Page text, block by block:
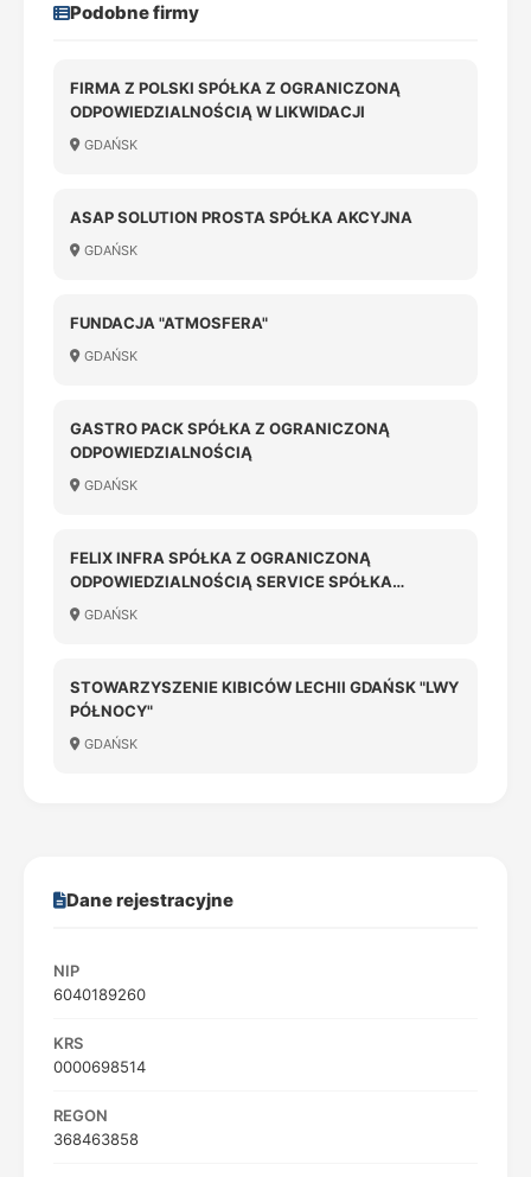
Podobne firmy
FIRMA Z POLSKI SPÓŁKA Z OGRANICZONĄ
ODPOWIEDZIALNOŚCIĄ W LIKWIDACJI
GDAŃSK
ASAP SOLUTION PROSTA SPÓŁKA AKCYJNA
GDAŃSK
FUNDACJA "ATMOSFERA"
GDAŃSK
GASTRO PACK SPÓŁKA Z OGRANICZONĄ
ODPOWIEDZIALNOŚCIĄ
GDAŃSK
FELIX INFRA SPÓŁKA Z OGRANICZONĄ
ODPOWIEDZIALNOŚCIĄ SERVICE SPÓŁKA
KOMANDYTOWA
GDAŃSK
STOWARZYSZENIE KIBICÓW LECHII GDAŃSK "LWY
PÓŁNOCY"
GDAŃSK
Dane rejestracyjne
NIP
6040189260
KRS
0000698514
REGON
368463858